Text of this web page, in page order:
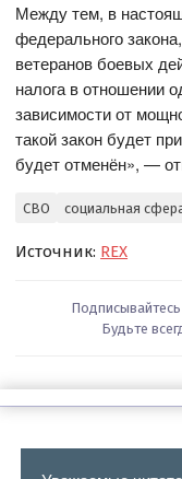
Между тем, в
федерального
ветеранов боевых
налога в отношении
зависимости от
такой закон будет
будет отменён», —
СВО социальная
Источник: REX
Будьте